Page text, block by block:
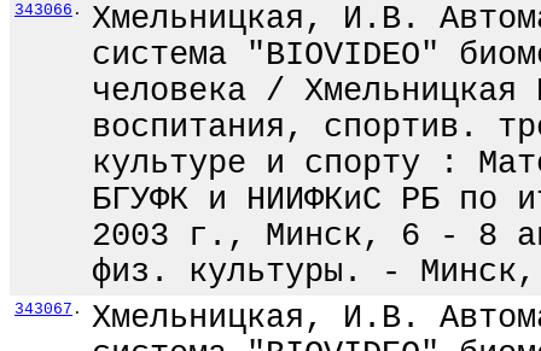
343066 .
Хмельницкая, И.В.
система "BIOVIDEO"
человека /
воспитания, спортив.
культуре и спорту :
БГУФК и НИИФКиС РБ по
2003 г., Минск, 6 - 8
физ. культуры. -
343067 .
Хмельницкая, И.В.